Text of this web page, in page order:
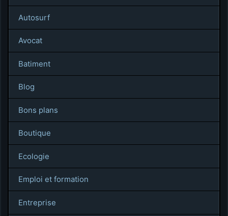
Autosurf
Avocat
Batiment
Blog
Bons plans
Boutique
Ecologie
Emploi et formation
Entreprise